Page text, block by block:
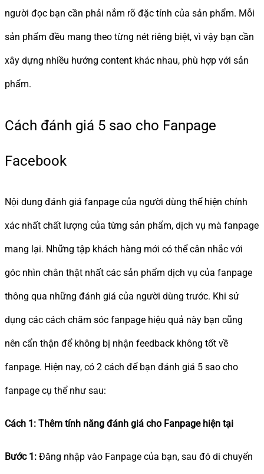
người đọc bạn cần phải nắm rõ đặc tính của sản phẩm. Mỗi
sản phẩm đều mang theo từng nét riêng biệt, vì vậy bạn cần
xây dựng nhiều hướng content khác nhau, phù hợp với sản
phẩm.
Cách đánh giá 5 sao cho Fanpage
Facebook
Nội dung đánh giá fanpage của người dùng thể hiện chính
xác nhất chất lượng của từng sản phẩm, dịch vụ mà fanpage
mang lại. Những tập khách hàng mới có thể cân nhắc với
góc nhìn chân thật nhất các sản phẩm dịch vụ của fanpage
thông qua những đánh giá của người dùng trước. Khi sử
dụng các cách chăm sóc fanpage hiệu quả này bạn cũng
nên cẩn thận để không bị nhận feedback không tốt về
fanpage. Hiện nay, có 2 cách để bạn đánh giá 5 sao cho
fanpage cụ thể như sau:
Cách 1: Thêm tính năng đánh giá cho Fanpage hiện tại
Bước 1: Đăng nhập vào Fanpage của bạn, sau đó di chuyển